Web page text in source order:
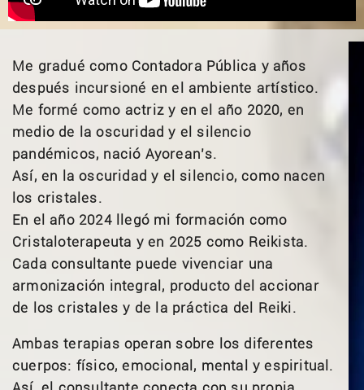
Me gradué como Contadora Pública y años
después incursioné en el ambiente artístico.
Me formé como actriz y en el año 2020, en
medio de la oscuridad y el silencio
pandémicos, nació Ayorean’s.
Así, en la oscuridad y el silencio, como nacen
los cristales.
En el año 2024 llegó mi formación como
Cristaloterapeuta y en 2025 como Reikista.
Cada consultante puede vivenciar una
armonización integral, producto del accionar
de los cristales y de la práctica del Reiki.
Ambas terapias operan sobre los diferentes
cuerpos: físico, emocional, mental y espiritual.